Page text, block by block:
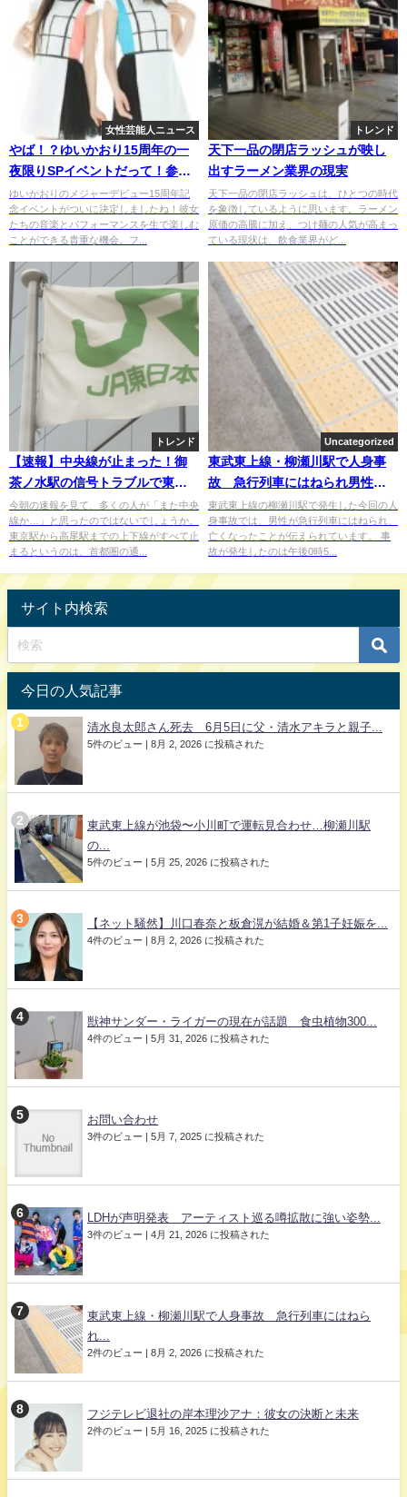
女性芸能人ニュース
やば！？ゆいかおり15周年の一
夜限りSPイベントだって！参加
する人・・・
ゆいかおりのメジャーデビュー15周年記
念イベントがついに決定しましたね！彼女
たちの音楽とパフォーマンスを生で楽しむ
ことができる貴重な機会。フ...
トレンド
天下一品の閉店ラッシュが映し
出すラーメン業界の現実
天下一品の閉店ラッシュは、ひとつの時代
を象徴しているように思います。ラーメン
原価の高騰に加え、つけ麺の人気が高まっ
ている現状は、飲食業界がど...
トレンド
【速報】中央線が止まった！御
茶ノ水駅の信号トラブルで東京
～高尾の通勤大混乱
今朝の速報を見て、多くの人が「また中央
線か…」と思ったのではないでしょうか。
東京駅から高尾駅までの上下線がすべて止
まるというのは、首都圏の通...
Uncategorized
東武東上線・柳瀬川駅で人身事
故 急行列車にはねられ男性死
亡、51本運休で約1万8千人に影
響
東武東上線の柳瀬川駅で発生した今回の人
身事故では、男性が急行列車にはねられ、
亡くなったことが伝えられています。 事
故が発生したのは午後0時5...
サイト内検索
今日の人気記事
清水良太郎さん死去 6月5日に父・清水アキラと親子...
5件のビュー 8月 2, 2026 に投稿された
東武東上線が池袋〜小川町で運転見合わせ…柳瀬川駅
の...
5件のビュー 5月 25, 2026 に投稿された
【ネット騒然】川口春奈と板倉滉が結婚＆第1子妊娠を...
4件のビュー 8月 2, 2026 に投稿された
獣神サンダー・ライガーの現在が話題 食虫植物300...
4件のビュー 5月 31, 2026 に投稿された
お問い合わせ
3件のビュー 5月 7, 2025 に投稿された
LDHが声明発表 アーティスト巡る噂拡散に強い姿勢...
3件のビュー 4月 21, 2026 に投稿された
東武東上線・柳瀬川駅で人身事故 急行列車にはねら
れ...
2件のビュー 8月 2, 2026 に投稿された
フジテレビ退社の岸本理沙アナ：彼女の決断と未来
2件のビュー 5月 16, 2025 に投稿された